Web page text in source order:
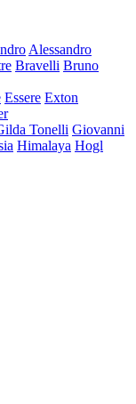
Alessandro
Bravelli Bruno
Essere Exton
Tonelli Giovanni
Himalaya Hogl